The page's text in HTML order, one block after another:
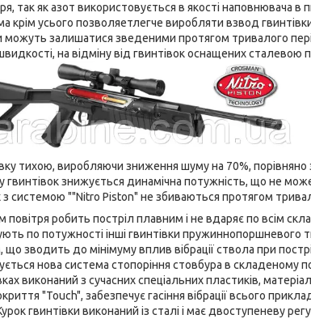
так як азот використовується в якості наповнювача
крім усього позволяетлегче виробляти взвод
залишатися зведеними протягом тривалого
на відміну від гвинтівок оснащених сталевою
тихою, виробляючи зниження шуму на 70%,
гвинтівок знижується динамічна потужність, що не
з системою ""Nitro Piston" не збиваються протягом
робить постріл плавним і не вдаряє по всім
по потужності інші гвинтівки пружиннопоршневого
зводить до мінімуму вплив вібрації ствола при
нова система стопоріння стовбура в складеному
виконаний з сучасних спеціальних пластиків,
"Touch", забезпечує гасіння вібрації всього
гвинтівки виконаний із сталі і має двоступеневу